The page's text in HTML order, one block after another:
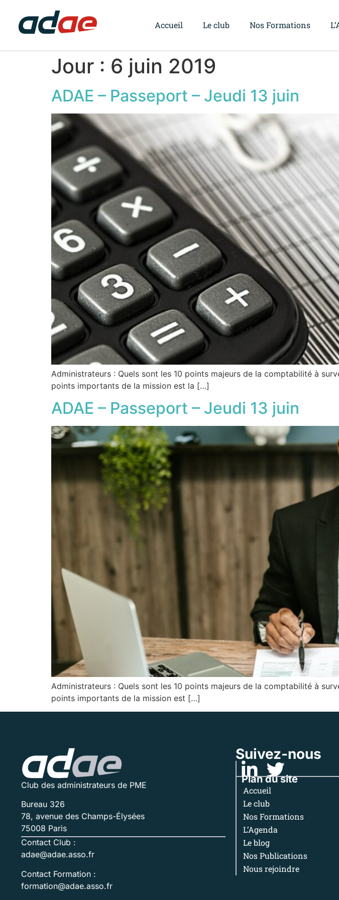
Accueil Le club Nos Formations
Jour : 6 juin 2019
ADAE – Passeport – Jeudi 13 juin
Administrateurs : Quels sont les 10 points majeurs de la comptabilité à
points importants de la mission est la […]
ADAE – Passeport – Jeudi 13 juin
Administrateurs : Quels sont les 10 points majeurs de la comptabilité à
points importants de la mission est […]
Club des administrateurs de PME
Bureau 326
78, avenue des Champs-Élysées
75008 Paris
Contact Club :
adae@adae.asso.fr
Contact Formation :
formation@adae.asso.fr
Suivez-nous
Plan du site
Accueil
Le club
Nos Formations
L’Agenda
Le blog
Nos Publications
Nous rejoindre